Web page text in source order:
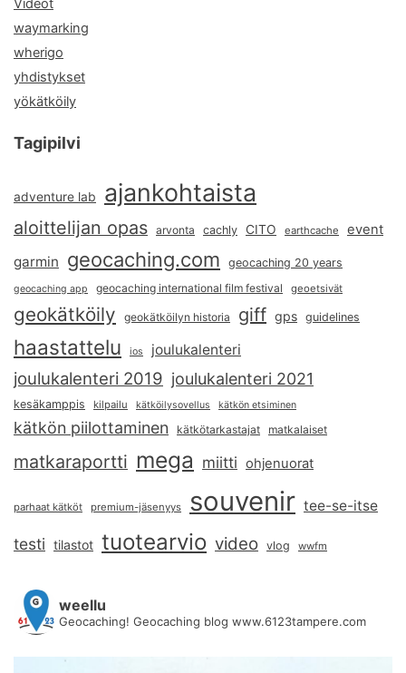
waymarking
wherigo
yhdistykset
yökätköily
Tagipilvi
adventure lab ajankohtaista
aloittelijan opas arvonta cachly CITO earthcache event
garmin geocaching.com geocaching 20 years
geocaching app geocaching international film festival geoetsivät
geokätköily geokätköilyn historia giff gps guidelines
haastattelu ios joulukalenteri
joulukalenteri 2019 joulukalenteri 2021
kesäkamppis kilpailu kätköilysovellus kätkön etsiminen
kätkön piilottaminen kätkötarkastajat matkalaiset
matkaraportti mega miitti ohjenuorat
parhaat kätköt premium-jäsenyys souvenir tee-se-itse
testi tilastot tuotearvio video vlog wwfm
weellu
Geocaching! Geocaching blog www.6123tampere.com